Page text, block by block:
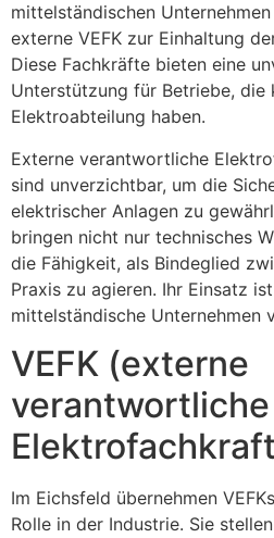
mittelständischen
externe VEFK zur Einhaltung
Diese Fachkräfte bieten eine
Unterstützung für Betriebe, die
Elektroabteilung haben.
Externe verantwortliche
sind unverzichtbar, um die
elektrischer Anlagen zu
bringen nicht nur technisches
die Fähigkeit, als Bindeglied
Praxis zu agieren. Ihr Einsatz
mittelständische Unternehmen
VEFK (externe
verantwortliche
Im Eichsfeld übernehmen
Rolle in der Industrie. Sie